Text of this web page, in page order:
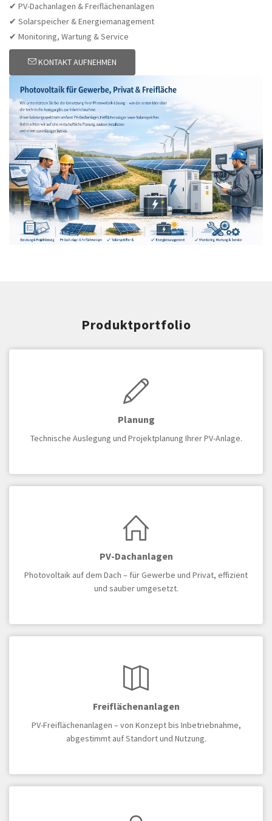
✔ PV-Dachanlagen & Freiflächenanlagen
✔ Solarspeicher & Energiemanagement
✔ Monitoring, Wartung & Service
KONTAKT AUFNEHMEN
Produktportfolio
Planung
Technische Auslegung und Projektplanung Ihrer PV-Anlage.
PV-Dachanlagen
Photovoltaik auf dem Dach – für Gewerbe und Privat, effizient
und sauber umgesetzt.
Freiflächenanlagen
PV-Freiflächenanlagen – von Konzept bis Inbetriebnahme,
abgestimmt auf Standort und Nutzung.